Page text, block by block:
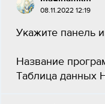
08.11.2022 12:19
Укажите
[3 б]
Название
Таблица данных